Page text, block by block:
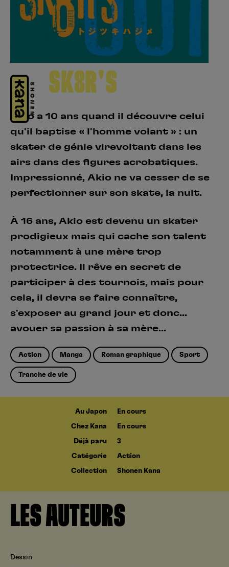
SK8R'S
Akio a 10 ans quand il découvre celui
qu'il baptise « l'homme volant » : un
skater de génie virevoltant dans les
airs dans des figures acrobatiques.
Impressionné, Akio ne va cesser de se
perfectionner sur son skate, la nuit.
À 16 ans, Akio est devenu un skater
prodigieux mais qui cache son talent
notamment à une mère trop
protectrice. Il rêve en secret de
participer à des tournois, mais pour
cela, il devra se faire connaître,
s'exposer au grand jour et donc...
avouer sa passion à sa mère...
Action Manga Roman graphique Sport
Tranche de vie
Au Japon En cours
Chez Kana En cours
Déjà paru 3
Catégorie Action
Collection Shonen Kana
LES AUTEURS
Dessin
Hunter x Hunter
Fire Force